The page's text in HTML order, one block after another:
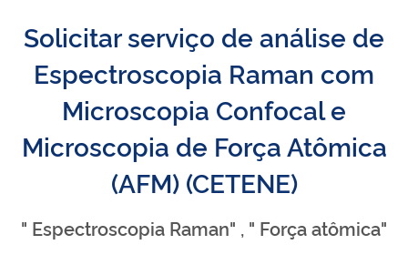
Solicitar serviço de análise de
Espectroscopia Raman com
Microscopia Confocal e
Microscopia de Força Atômica
(AFM) (CETENE)
" Espectroscopia Raman" , " Força atômica"